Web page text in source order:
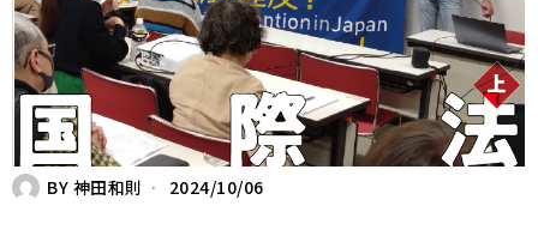
BY 神田和則 2024/10/06